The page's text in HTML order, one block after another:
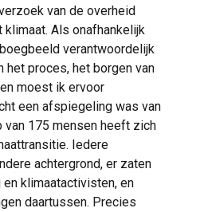
van de overheid
Als onafhankelijk
verantwoordelijk
het proces, het borgen van
moest ik ervoor
een afspiegeling was van
van 175 mensen heeft zich
Iedere
achtergrond, er zaten
klimaatactivisten, en
daartussen. Precies